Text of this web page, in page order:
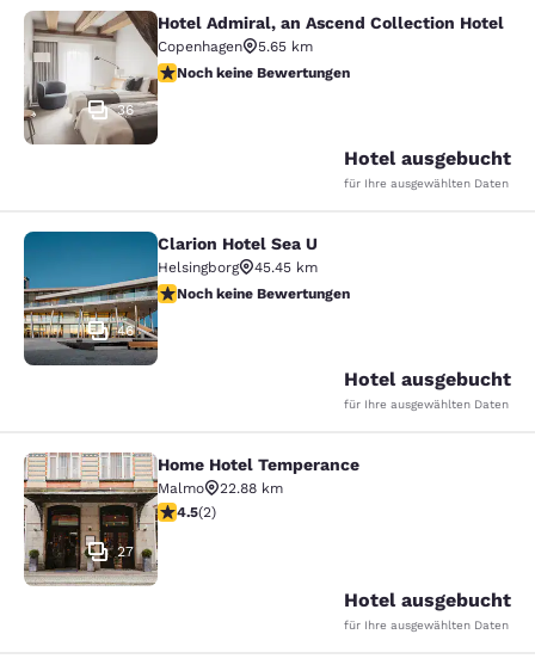
Hotel Admiral, an Ascend
36
Hotel Admiral, an Ascend Collection Hotel
Copenhagen
5.65 km
Noch keine Bewertungen
Noch keine Bewertungen
Hotel ausgebucht
für Ihre ausgewählten Daten
Clarion Hotel Sea U
46
Clarion Hotel Sea U
Helsingborg
45.45 km
Noch keine Bewertungen
Noch keine Bewertungen
Hotel ausgebucht
für Ihre ausgewählten Daten
Home Hotel Temperance
27
Home Hotel Temperance
Malmo
22.88 km
4.5-Sterne-Bewertung. Hervorragend. 2 Bewertungen
4.5(2)
Hotel ausgebucht
für Ihre ausgewählten Daten